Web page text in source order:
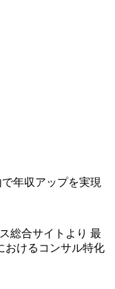
ワークが可能 総合
全方位のクライア
ズに関わることが
の場合は、自らチ
客基盤、エンジニ
業立ち上げが経験
開場) 2026年8
年収アップを実現
総合サイトより 最
おけるコンサル特化